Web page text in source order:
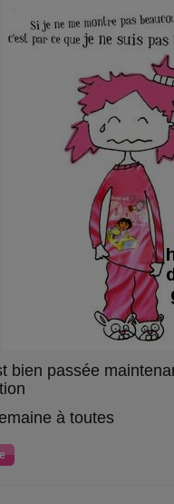
bien passée
à toutes